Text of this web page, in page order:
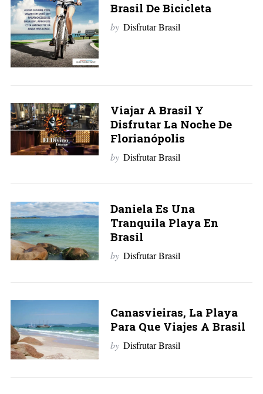
Brasil De Bicicleta
by Disfrutar Brasil
Viajar A Brasil Y
Disfrutar La Noche De
Florianópolis
by Disfrutar Brasil
Daniela Es Una
Tranquila Playa En
Brasil
by Disfrutar Brasil
Canasvieiras, La Playa
Para Que Viajes A Brasil
by Disfrutar Brasil